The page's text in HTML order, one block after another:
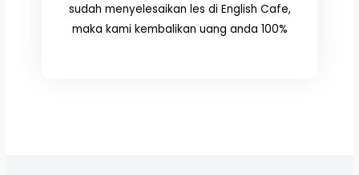
sudah menyelesaikan les di English Cafe,
maka kami kembalikan uang anda 100%